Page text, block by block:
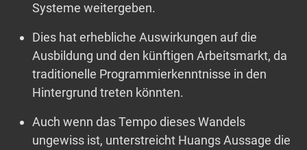
Systeme weitergeben.
Dies hat erhebliche Auswirkungen auf die
Ausbildung und den künftigen Arbeitsmarkt, da
traditionelle Programmierkenntnisse in den
Hintergrund treten könnten.
Auch wenn das Tempo dieses Wandels
ungewiss ist, unterstreicht Huangs Aussage die